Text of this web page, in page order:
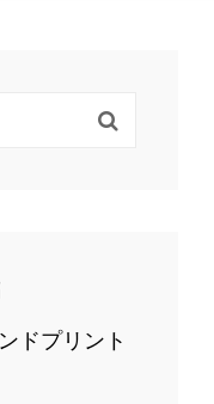
ドプリント